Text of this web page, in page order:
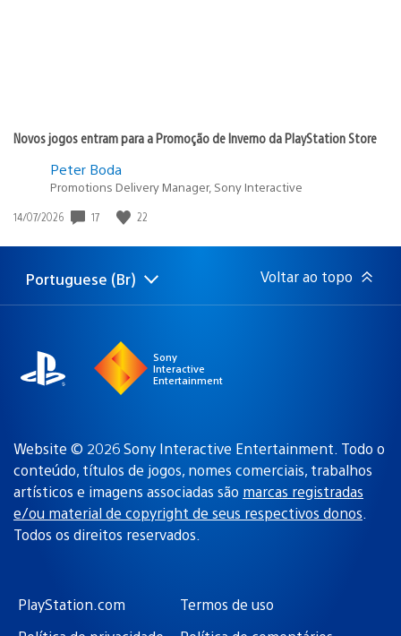
Novos jogos entram para a Promoção de Inverno da PlayStation Store
Peter Boda
Promotions Delivery Manager, Sony Interactive
Data
publicação:
14/07/2026 17 22
Selecione
Região
Portuguese (Br) Voltar ao topo
Sony
Interactive
Entertainment
Website © 2026 Sony Interactive Entertainment. Todo o
conteúdo, títulos de jogos, nomes comerciais, trabalhos
artísticos e imagens associadas são marcas registradas
e/ou material de copyright de seus respectivos donos.
Todos os direitos reservados.
PlayStation.com
Termos de uso